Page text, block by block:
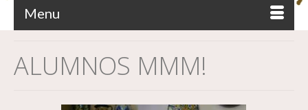
Menu
ALUMNOS MMM!